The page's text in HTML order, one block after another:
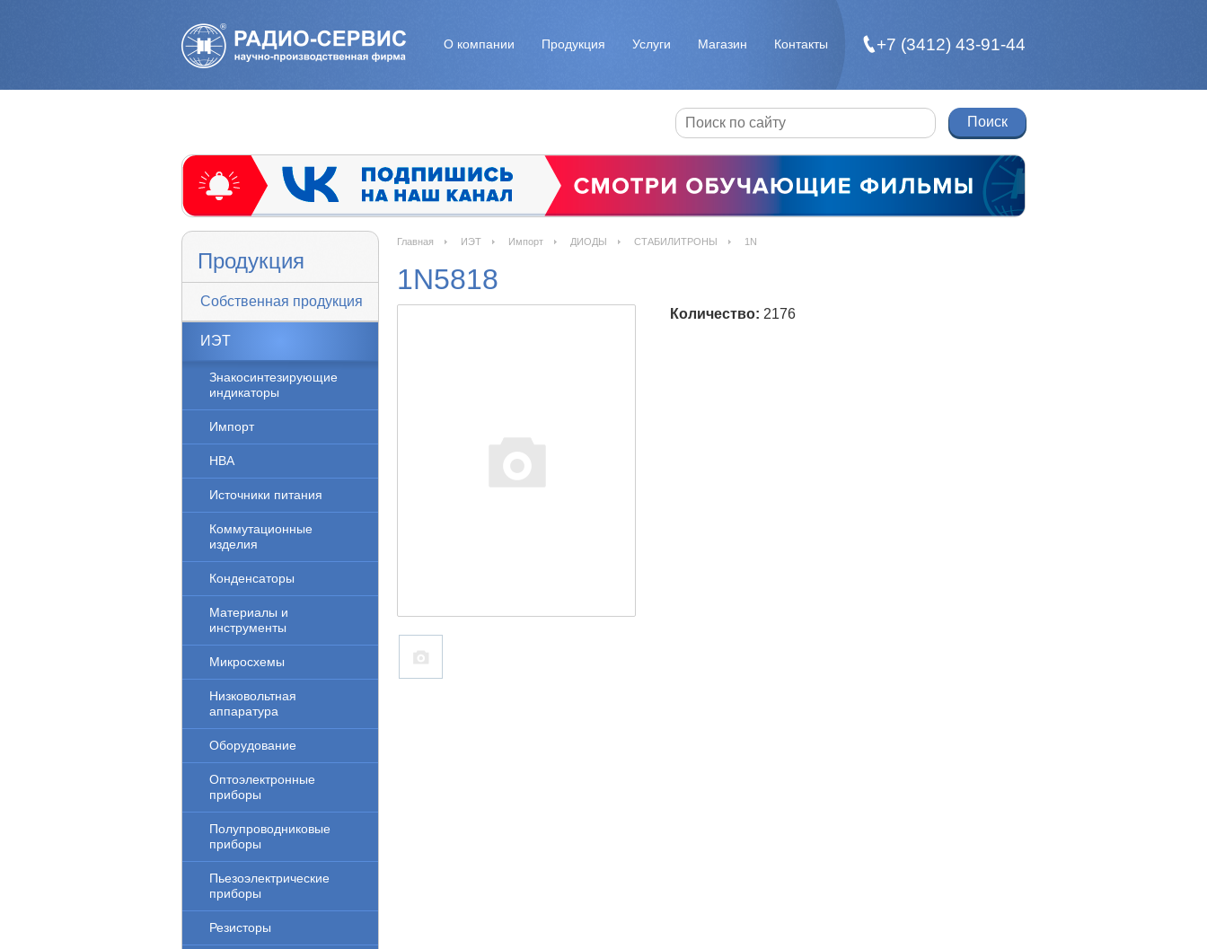
О компании Продукция Услуги Магазин Контакты +7 (3412) 43-91-44
Продукция
Собственная продукция
ИЭТ
Знакосинтезирующие
индикаторы
Импорт
НВА
Источники питания
Коммутационные
изделия
Конденсаторы
Материалы и
инструменты
Микросхемы
Низковольтная
аппаратура
Оборудование
Оптоэлектронные
приборы
Полупроводниковые
приборы
Пьезоэлектрические
приборы
Резисторы
Главная ИЭТ Импорт ДИОДЫ СТАБИЛИТРОНЫ 1N
1N5818
Количество: 2176